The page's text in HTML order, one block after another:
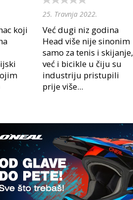
koji
25. Travnja 2022.
Već dugi niz godina
Head više nije sinonim
samo za tenis i skijanje,
već i bicikle u čiju su
industriju pristupili
prije više...